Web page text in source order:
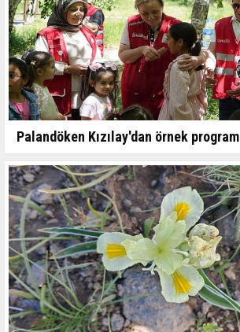
Palandöken Kızılay'dan örnek program